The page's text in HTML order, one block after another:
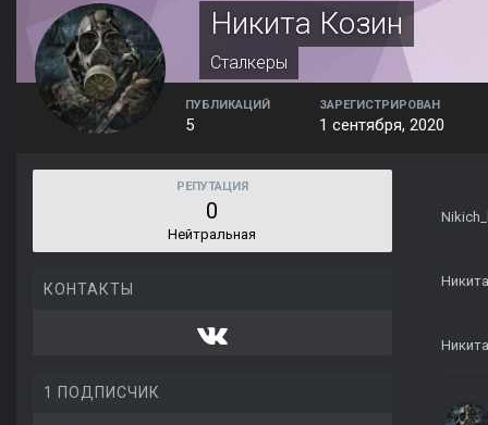
Никита Козин
Сталкеры
ПУБЛИКАЦИЙ
5
ЗАРЕГИСТРИРОВАН
1 сентября, 2020
РЕПУТАЦИЯ
0
Нейтральная
КОНТАКТЫ
1 ПОДПИСЧИК